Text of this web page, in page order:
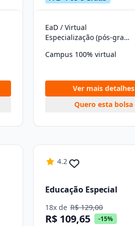
EaD / Virtual
Especialização (pós-graduação)
Campus 100% virtual
Ver mais detalhes
Quero esta bolsa
4.2
Educação Especial
18x de R$ 129,00
R$ 109,65 -15%